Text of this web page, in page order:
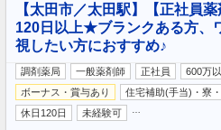
【太田市／太田駅】【正社員
120日以上★ブランクある方、
視したい方におすすめ♪
調剤薬局 一般薬剤師 正社員 600万
ボーナス・賞与あり
住宅補助(手当)・寮
休日120日
未経験可